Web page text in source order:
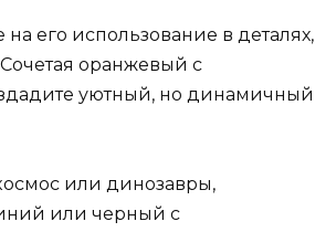
его использование в деталях,
оранжевый с
уютный, но динамичный
или динозавры,
или черный с